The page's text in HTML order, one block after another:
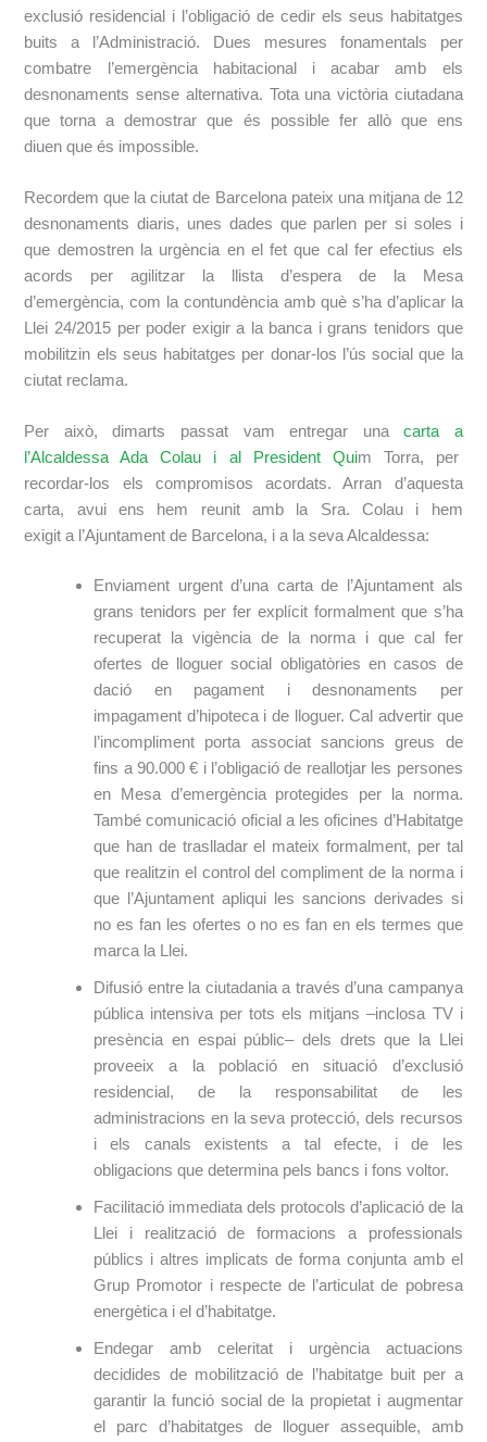
exclusió residencial i l’obligació de cedir els seus habitatges
buits a l’Administració. Dues mesures fonamentals per
combatre l’emergència habitacional i acabar amb els
desnonaments sense alternativa. Tota una victòria ciutadana
que torna a demostrar que és possible fer allò que ens
diuen que és impossible.
Recordem que la ciutat de Barcelona pateix una mitjana de 12
desnonaments diaris, unes dades que parlen per si soles i
que demostren la urgència en el fet que cal fer efectius els
acords per agilitzar la llista d’espera de la Mesa
d’emergència, com la contundència amb què s’ha d’aplicar la
Llei 24/2015 per poder exigir a la banca i grans tenidors que
mobilitzin els seus habitatges per donar-los l’ús social que la
ciutat reclama.
Per això, dimarts passat vam entregar unacarta a
l’Alcaldessa Ada Colau i al President Quim Torra, per
recordar-los els compromisos acordats. Arran d’aquesta
carta, avui ens hem reunit amb la Sra. Colau i hem
exigit al’Ajuntament de Barcelona, i a la seva Alcaldessa:
Enviament urgent d’una carta de l’Ajuntament als
grans tenidors per fer explícit formalment que s’ha
recuperat la vigència de la norma i que cal fer
ofertes de lloguer social obligatòries en casos de
dació en pagament i desnonaments per
impagament d’hipoteca i de lloguer. Cal advertir que
l’incompliment porta associat sancions greus de
fins a 90.000 € i l’obligació de reallotjar les persones
en Mesa d’emergència protegides per la norma.
També comunicació oficial a les oficines d’Habitatge
que han de traslladar el mateix formalment, per tal
que realitzin el control del compliment de la norma i
que l’Ajuntament apliqui les sancions derivades si
no es fan les ofertes o no es fan en els termes que
marca la Llei.
Difusió entre la ciutadania a través d’una campanya
pública intensiva per tots els mitjans ‒inclosa TV i
presència en espai públic‒ dels drets que la Llei
proveeix a la població en situació d’exclusió
residencial, de la responsabilitat de les
administracions en la seva protecció, dels recursos
i els canals existents a tal efecte, i de les
obligacions que determina pels bancs i fons voltor.
Facilitació immediata dels protocols d’aplicació de la
Llei i realització de formacions a professionals
públics i altres implicats de forma conjunta amb el
Grup Promotor i respecte de l’articulat de pobresa
energètica i el d’habitatge.
Endegar amb celeritat i urgència actuacions
decidides de mobilització de l’habitatge buit per a
garantir la funció social de la propietat i augmentar
el parc d’habitatges de lloguer assequible, amb